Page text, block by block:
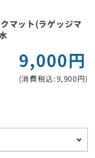
マット(ラゲッジマ
9,000円
(消費税込:9,900円)